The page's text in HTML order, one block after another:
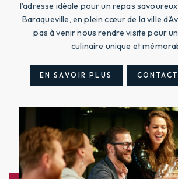
l'adresse idéale pour un repas
Baraqueville, en plein cœur de la ville
pas à venir nous rendre visite pour
culinaire unique et
EN SAVOIR PLUS